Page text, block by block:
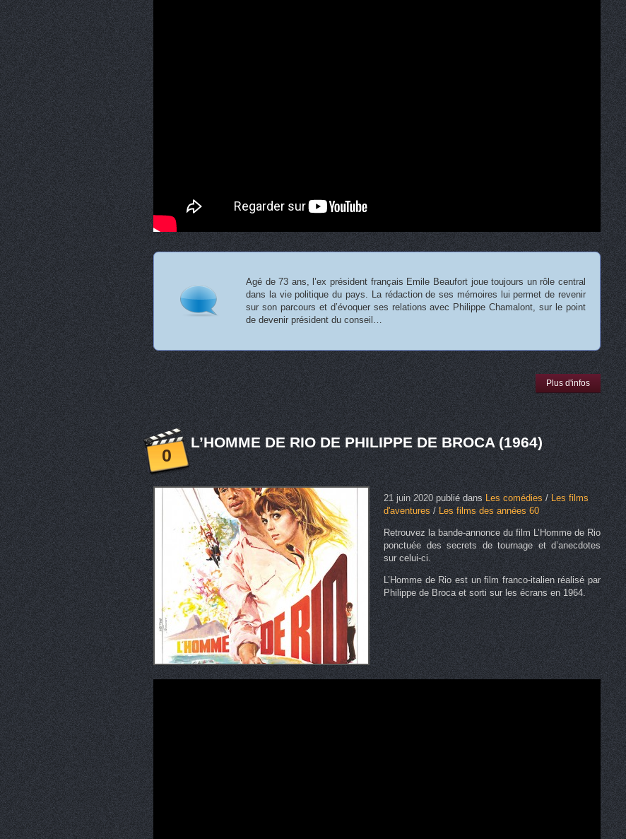
Agé de 73 ans, l’ex président français Emile Beaufort joue toujours un rôle central
dans la vie politique du pays. La rédaction de ses mémoires lui permet de revenir
sur son parcours et d’évoquer ses relations avec Philippe Chamalont, sur le point
de devenir président du conseil…
Plus d'infos
0
L’HOMME DE RIO DE PHILIPPE DE BROCA (1964)
21 juin 2020publié dans Les comédies/Les films
d'aventures/Les films des années 60
Retrouvez la bande-annonce du film L’Homme de Rio
ponctuée des secrets de tournage et d’anecdotes
sur celui-ci.
L’Homme de Rio est un film franco-italien réalisé par
Philippe de Broca et sorti sur les écrans en 1964.